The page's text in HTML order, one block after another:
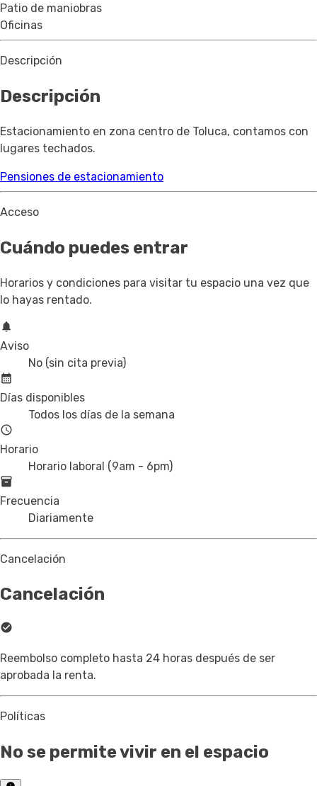
Patio de maniobras
Oficinas
Descripción
Descripción
Estacionamiento en zona centro de Toluca, contamos con
lugares techados.
Pensiones de estacionamiento
Acceso
Cuándo puedes entrar
Horarios y condiciones para visitar tu espacio una vez que
lo hayas rentado.
Aviso
No (sin cita previa)
Días disponibles
Todos los días de la semana
Horario
Horario laboral (9am - 6pm)
Frecuencia
Diariamente
Cancelación
Cancelación
Reembolso completo hasta 24 horas después de ser
aprobada la renta.
Políticas
No se permite vivir en el espacio